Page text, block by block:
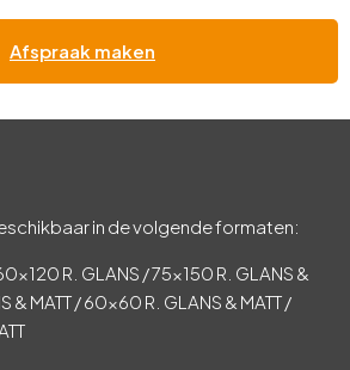
Afspraak maken
in de volgende formaten:
R. GLANS / 75×150 R. GLANS &
& MATT / 60×60 R. GLANS & MATT /